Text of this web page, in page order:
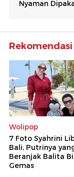
Rekomendasi
Wolipop
7 Foto Syahrini
Bali, Putrinya
Beranjak Balita
Gemas